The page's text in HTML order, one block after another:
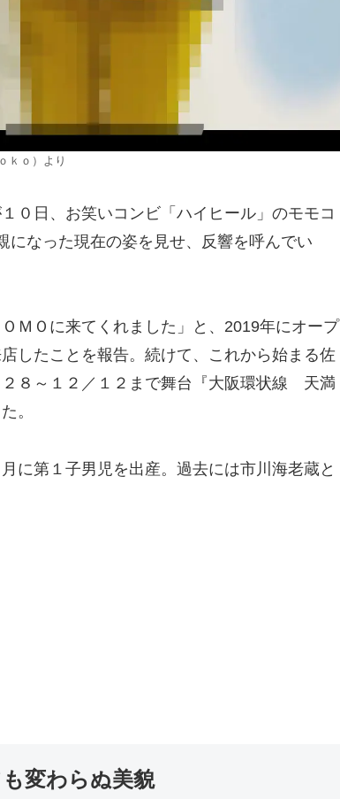
ｋｏ）より
０日、お笑いコンビ「ハイヒール」のモモコ
なった現在の姿を見せ、反響を呼んでい
ＭＯに来てくれました」と、2019年にオープ
したことを報告。続けて、これから始まる佐
８～１２／１２まで舞台『大阪環状線 天満
。
に第１子男児を出産。過去には市川海老蔵と
変わらぬ美貌